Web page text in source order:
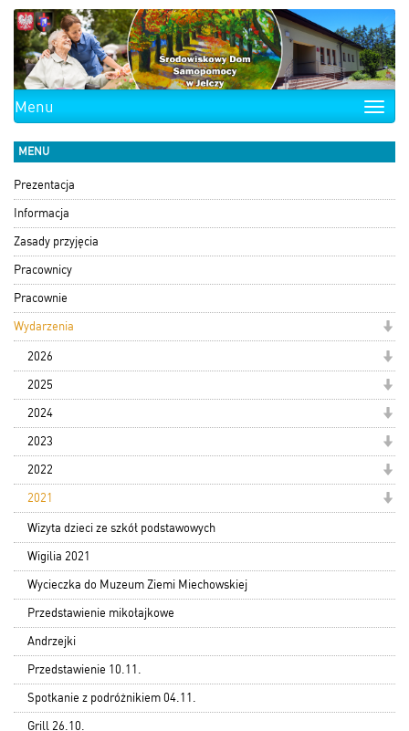
Toggle
Menu
MENU
Prezentacja
Informacja
Zasady przyjęcia
Pracownicy
Pracownie
Wydarzenia
2026
2025
2024
2023
2022
2021
Wizyta dzieci ze szkół podstawowych
Wigilia 2021
Wycieczka do Muzeum Ziemi Miechowskiej
Przedstawienie mikołajkowe
Andrzejki
Przedstawienie 10.11.
Spotkanie z podróżnikiem 04.11.
Grill 26.10.